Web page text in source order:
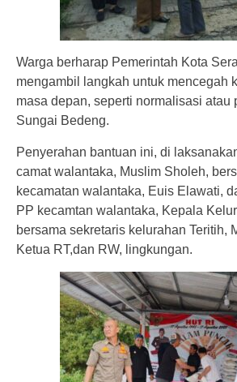
Warga berharap Pemerintah Kota
mengambil langkah untuk mencegah
masa depan, seperti normalisasi atau
Sungai Bedeng.
Penyerahan bantuan ini, di
camat walantaka, Muslim Sholeh,
kecamatan walantaka, Euis Elawati,
PP kecamtan walantaka, Kepala
bersama sekretaris kelurahan Teritih,
Ketua RT,dan RW, lingkungan.